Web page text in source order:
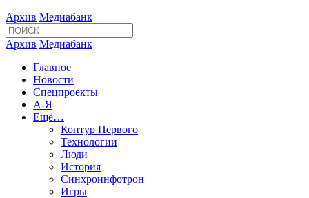
Архив Медиабанк
Архив Медиабанк
Главное
Новости
Спецпроекты
А-Я
Ещё…
Контур Первого
Технологии
Люди
История
Синхроинфотрон
Игры